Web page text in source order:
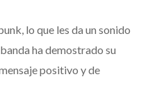
lo que les da un sonido
ha demostrado su
positivo y de